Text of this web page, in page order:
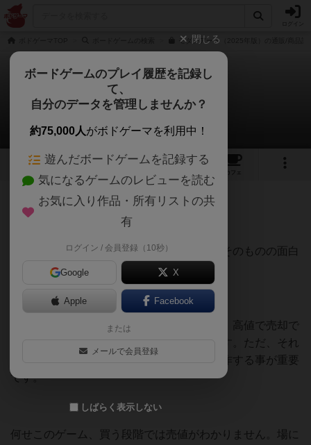
モダンアート（2025年版）の通販/商品詳
モダンアート
カラスさんのレビュー
10 4 64
カフェ
547名 7名 0 2年弱前
さすが競りゲームの原点にして頂点。競りそのものの面白
さが凝縮されたゲームだと思います。
このゲームはオークションがテーマなので、高値で売却で
きそうな絵画を安く買う事が主ではあります。ただ、それ
と同じくらいに絵画を売る行為や市場を操作する事が重要
です。
何せこのゲーム、買う段階では売値がわかりません。場に
閉じる
ボードゲームのプレイ履歴を記録し
て、
自分のデータを管理しませんか？
約75,000人がボドゲーマを利用中！
遊んだボードゲームを記録する
気になるゲームのレビューを読む
お気に入り作品・所有リストの共
有
ログイン / 会員登録（10秒）
Google X
Apple Facebook
または
メールで会員登録
しばらく表示しない